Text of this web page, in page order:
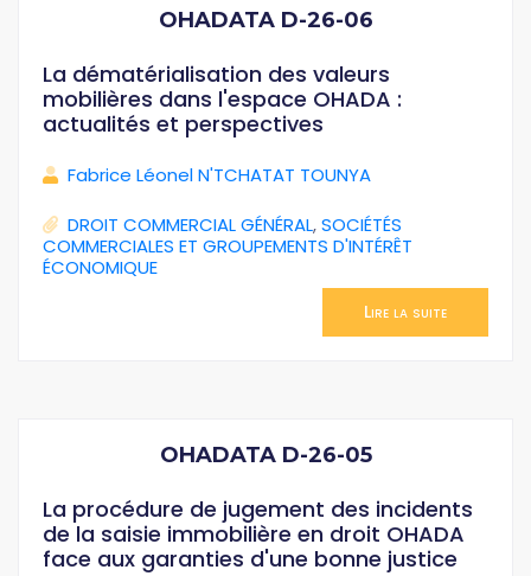
OHADATA D-26-06
La dématérialisation des valeurs
mobilières dans l'espace OHADA :
actualités et perspectives
Fabrice Léonel N'TCHATAT TOUNYA
DROIT COMMERCIAL GÉNÉRAL,SOCIÉTÉS
COMMERCIALES ET GROUPEMENTS D'INTÉRÊT
ÉCONOMIQUE
Lire la suite
OHADATA D-26-05
La procédure de jugement des incidents
de la saisie immobilière en droit OHADA
face aux garanties d'une bonne justice